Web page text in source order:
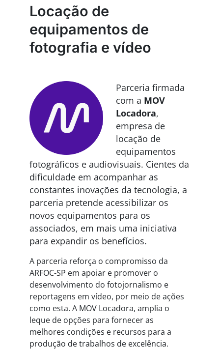
Locação de
equipamentos de
fotografia e vídeo
Parceria firmada
com a MOV
Locadora,
empresa de
locação de
equipamentos
fotográficos e audiovisuais. Cientes da
dificuldade em acompanhar as
constantes inovações da tecnologia, a
parceria pretende acessibilizar os
novos equipamentos para os
associados, em mais uma iniciativa
para expandir os benefícios.
A parceria reforça o compromisso da
ARFOC-SP em apoiar e promover o
desenvolvimento do fotojornalismo e
reportagens em vídeo, por meio de ações
como esta. A MOV Locadora, amplia o
leque de opções para fornecer as
melhores condições e recursos para a
produção de trabalhos de excelência.